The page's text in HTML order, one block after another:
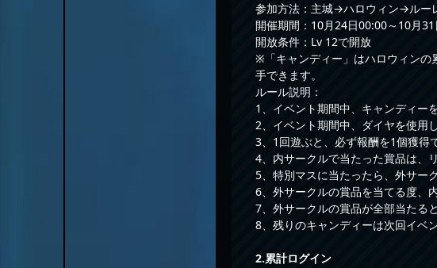
参加方法：主城→ハロウィン→ルー
開催期間：10月24日00:00～10月
開放条件：Lv 12で開放
※「キャンディー」はハロウィンの
手できます。
ルール説明：
1、イベント期間中、キャンディー
2、イベント期間中、ダイヤを使用
3、1回遊ぶと、必ず報酬を1個獲得
4、内サークルで当たった賞品は、
5、特別マスに当たったら、外サー
6、外サークルの賞品を当てる度、
7、外サークルの賞品が全部当たる
8、残りのキャンディーは次回イベ
2.累計ログイン